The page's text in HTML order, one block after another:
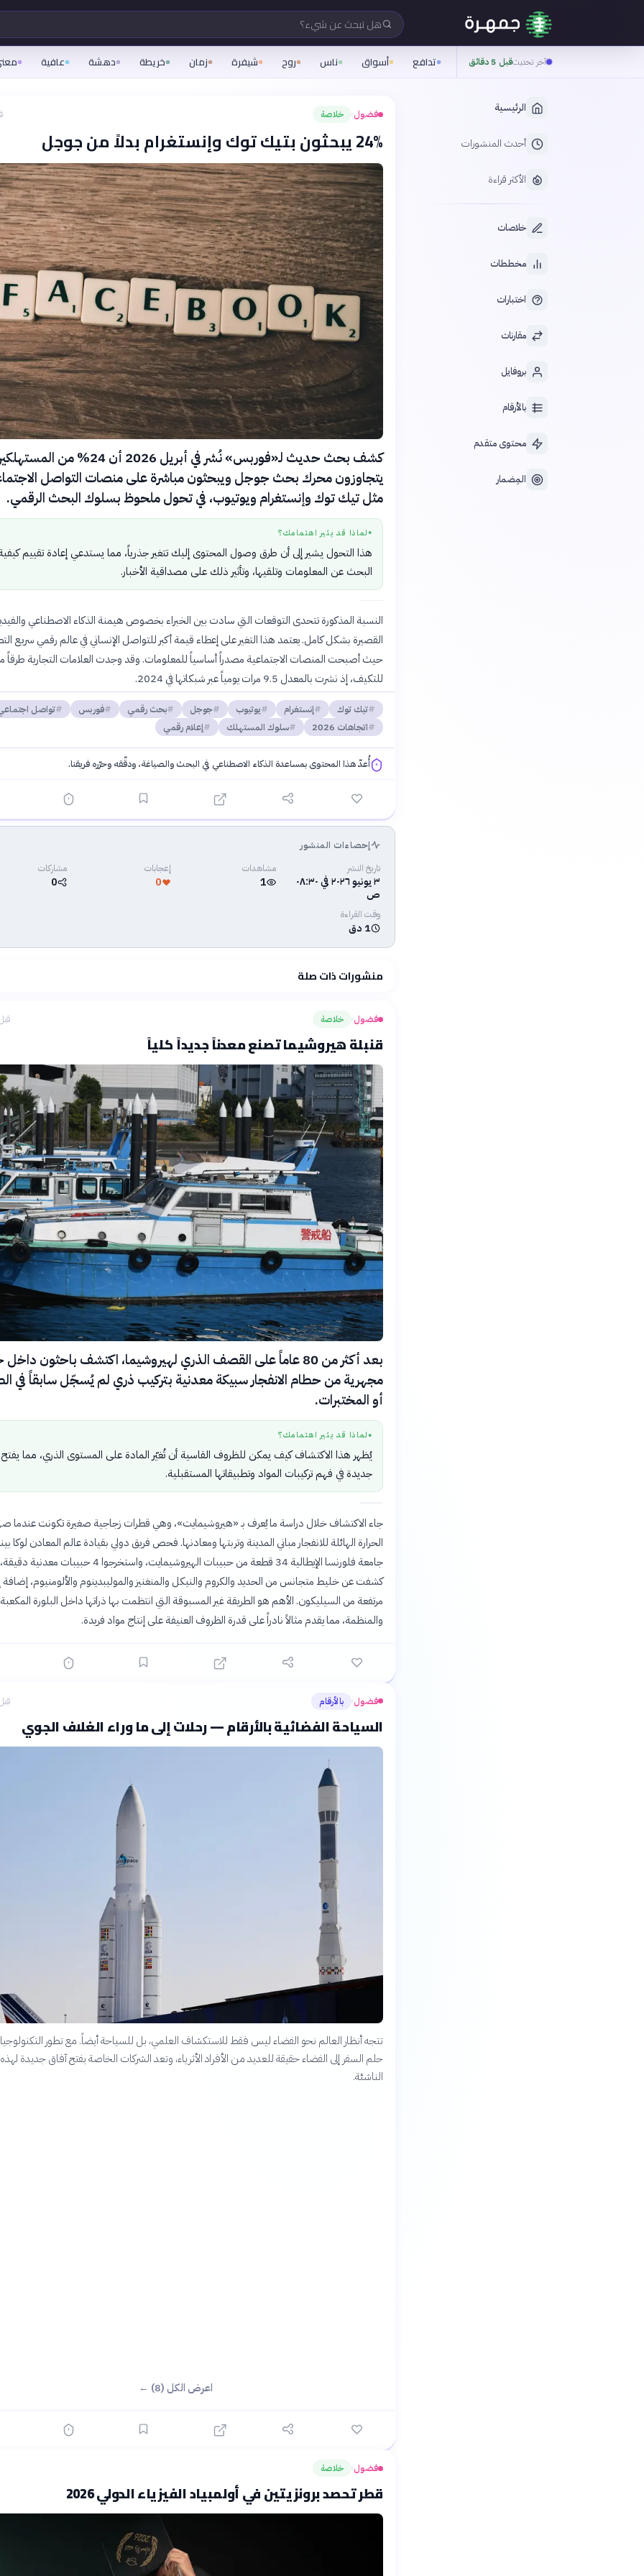
هل تبحث عن شيء؟
آخر تحديثقبل 5 دقائق تدافع أسواق ناس روح شيفرة زمان خريطة دهشة عافية
الرئيسية
أحدث المنشورات
الأكثر قراءة
خلاصات
مخططات
اختبارات
مقارنات
بروفايل
بالأرقام
محتوى متقدم
المِضمار
فضول› خلاصة
24% يبحثون بتيك توك وإنستغرام بدلاً من جوجل
كشف بحث حديث لـ«فوربس» نُشر في أبريل 2026 أن 24% من
يتجاوزون محرك بحث جوجل ويبحثون مباشرة على منصات التواصل
مثل تيك توك وإنستغرام ويوتيوب، في تحول ملحوظ بسلوك البحث الرقمي.
● لماذا قد يثير اهتمامك؟
هذا التحول يشير إلى أن طرق وصول المحتوى إليك تتغير جذرياً، مما يستدعي إعادة تقييم
البحث عن المعلومات وتلقيها، وتأثير ذلك على مصداقية الأخبار.
النسبة المذكورة تتحدى التوقعات التي سادت بين الخبراء بخصوص هيمنة الذكاء الاصطناعي
القصيرة بشكل كامل. يعتمد هذا التغير على إعطاء قيمة أكبر للتواصل الإنساني في عالم رقمي سريع
حيث أصبحت المنصات الاجتماعية مصدراً أساسياً للمعلومات. وقد وجدت العلامات التجارية طرقاً
للتكيف، إذ نشرت بالمعدل 9.5 مرات يومياً عبر شبكاتها في 2024.
تيك توك إنستغرام يوتيوب جوجل بحث رقمي فوربس
تواصل
اتجاهات 2026
سلوك المستهلك إعلام رقمي
أُعدّ هذا المحتوى بمساعدة الذكاء الاصطناعي في البحث والصياغة، ودقّقه وحرّره فريقنا.
إحصاءات المنشور
تاريخ النشر
٣ يونيو ٢٠٢٦ في ٠٨:٣٠
ص
مشاهدات
1
إعجابات
0
مشاركات
0
وقت القراءة
1 دق
منشورات ذات صلة
فضول› خلاصة قبل 17
قنبلة هيروشيما تصنع معدناً جديداً كلياً
بعد أكثر من 80 عاماً على القصف الذري لهيروشيما، اكتشف باحثون
مجهرية من حطام الانفجار سبيكة معدنية بتركيب ذري لم يُسجّل سابقاً في
أو المختبرات.
● لماذا قد يثير اهتمامك؟
يُظهر هذا الاكتشاف كيف يمكن للظروف القاسية أن تُغيّر المادة على المستوى الذري، مما يفتح
جديدة في فهم تركيبات المواد وتطبيقاتها المستقبلية.
جاء الاكتشاف خلال دراسة ما يُعرف بـ «هيروشيمايت»، وهي قطرات زجاجية صغيرة تكونت عندما
الحرارة الهائلة للانفجار مباني المدينة وتربتها ومعادنها. فحص فريق دولي بقيادة عالم المعادن لوكا
جامعة فلورنسا الإيطالية 34 قطعة من حبيبات الهيروشيمايت، واستخرجوا 4
كشفت عن خليط متجانس من الحديد والكروم والنيكل والمنغنيز والموليبدينوم والألومنيوم، إضافة
مرتفعة من السيليكون. الأهم هو الطريقة غير المسبوقة التي انتظمت بها ذراتها داخل البلورة المكعبة
والمنظمة، مما يقدم مثالاً نادراً على قدرة الظروف العنيفة على إنتاج مواد فريدة.
فضول› بالأرقام قبل 19
السياحة الفضائية بالأرقام — رحلات إلى ما وراء الغلاف الجوي
تتجه أنظار العالم نحو الفضاء ليس فقط للاستكشاف العلمي، بل للسياحة أيضاً. مع تطور
حلم السفر إلى الفضاء حقيقة للعديد من الأفراد الأثرياء، وتعد الشركات الخاصة بفتح آفاق جديدة
الناشئة.
اعرض الكل (8) ←
فضول› خلاصة
قطر تحصد برونزيتين في أولمبياد الفيزياء الدولي 2026